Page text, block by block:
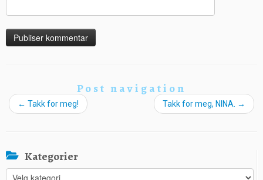
Post navigation
← Takk for meg! Takk for meg, NINA. →
Kategorier
Kategorier